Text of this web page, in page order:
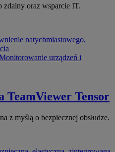
zdalny oraz wsparcie IT.
natychmiastowego,
urządzeń i
TeamViewer Tensor
z myślą o bezpiecznej obsłudze.